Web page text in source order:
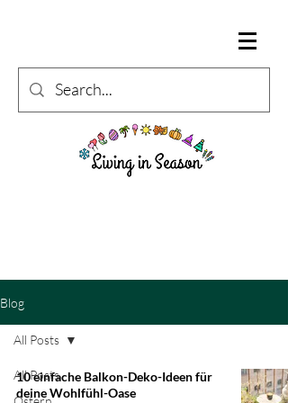
Blog
All Posts
All Posts
10 einfache Balkon-Deko-Ideen für
deine Wohlfühl-Oase